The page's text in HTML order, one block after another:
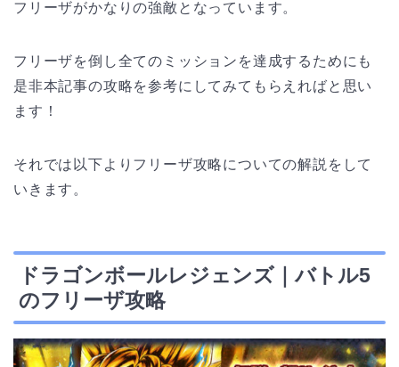
フリーザがかなりの強敵となっています。
フリーザを倒し全てのミッションを達成するためにも
是非本記事の攻略を参考にしてみてもらえればと思い
ます！
それでは以下よりフリーザ攻略についての解説をして
いきます。
ドラゴンボールレジェンズ｜バトル5
のフリーザ攻略